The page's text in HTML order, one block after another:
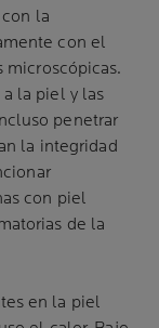
la
con el
microscópicas.
la piel y las
penetrar
la integridad
con piel
de la
en la piel